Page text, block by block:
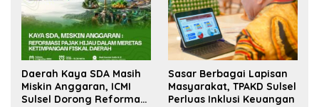
Daerah Kaya SDA Masih
Miskin Anggaran, ICMI
Sulsel Dorong Reformasi
Sasar Berbagai Lapisan
Masyarakat, TPAKD Sulsel
Perluas Inklusi Keuangan